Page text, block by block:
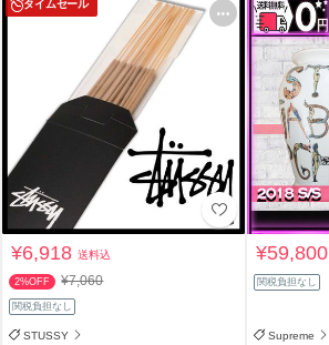
タイムセール
¥6,918送料込
2%OFF ¥7,060
関税負担なし
STUSSY
関税負担なし
Supreme